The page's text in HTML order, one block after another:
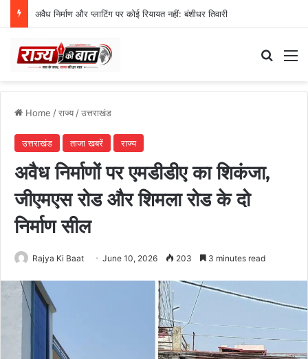
स्वतंत्रता दिवस समारोह की तैयारियां तेज, डीएम ने की तैयारियों की समीक्षा
Home /राज्य/उत्तराखंड
उत्तराखंड ताजा खबरें राज्य
अवैध निर्माणों पर एमडीडीए का शिकंजा,
जीएमएस रोड और शिमला रोड के दो
निर्माण सील
Rajya Ki Baat June 10, 2026 203 3 minutes read